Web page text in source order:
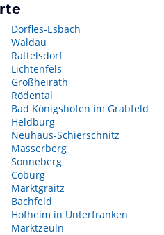
Dörfles-Esbach
Waldau
Rattelsdorf
Lichtenfels
Großheirath
Rödental
Bad Königshofen im Grabfeld
Heldburg
Neuhaus-Schierschnitz
Masserberg
Sonneberg
Coburg
Marktgraitz
Bachfeld
Hofheim in Unterfranken
Marktzeuln